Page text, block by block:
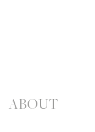
ABOUT